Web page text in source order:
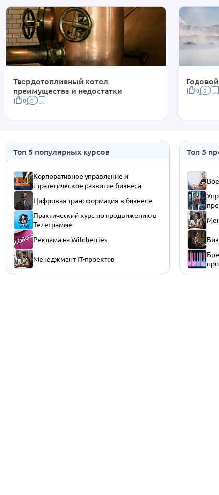
Твердотопливный котел:
преимущества и недостатки
0 0
0 0
Топ 5 популярных курсов
Корпоративное управление и
стратегическое развитие бизнеса
Цифровая трансформация в бизнесе
Практический курс по продвижению в
Телеграмме
Реклама на Wildberries
Менеджмент IT-проектов
Топ 5